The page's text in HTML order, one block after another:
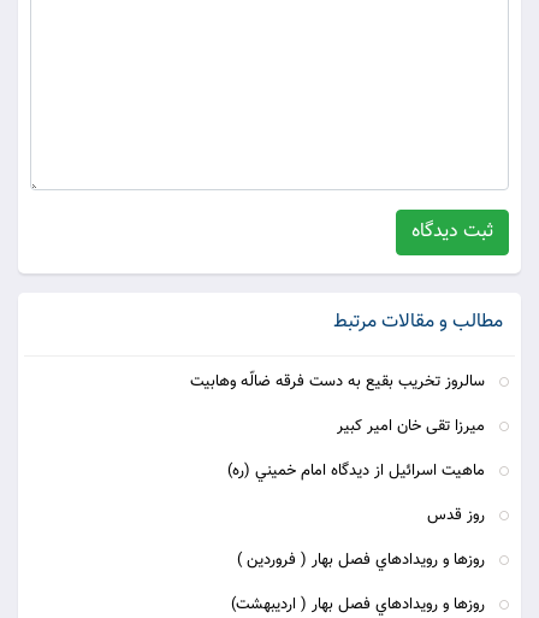
ثبت دیدگاه
مطالب و مقالات مرتبط
سالروز تخریب بقیع به دست فرقه ضالّه وهابیت
ميرزا تقى خان امير كبير
ماهيت اسرائيل از ديدگاه امام خميني (ره)
روز قدس
روزها و رويدادهاي فصل بهار ( فروردين )
روزها و رويدادهاي فصل بهار ( ارديبهشت)